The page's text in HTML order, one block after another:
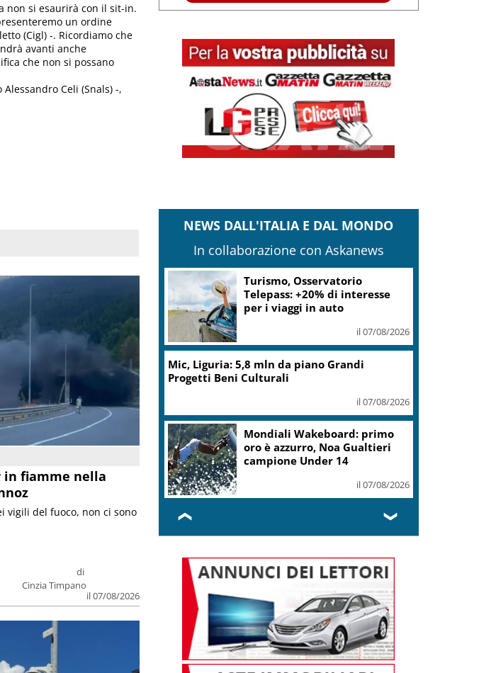
non si esaurirà con il sit-in.
un ordine
(Cigl) -. Ricordiamo che
avanti anche
che non si possano
Celi (Snals) -,
in fiamme nella
di
Cinzia Timpano
il 07/08/2026
vigili del fuoco, non ci sono
NEWS DALL'ITALIA E DAL MONDO
In collaborazione con Askanews
Turismo, Osservatorio
Telepass: +20% di interesse
per i viaggi in auto
il 07/08/2026
Mic, Liguria: 5,8 mln da piano Grandi
Progetti Beni Culturali
il 07/08/2026
Mondiali Wakeboard: primo
oro è azzurro, Noa Gualtieri
campione Under 14
il 07/08/2026
❮ ❯